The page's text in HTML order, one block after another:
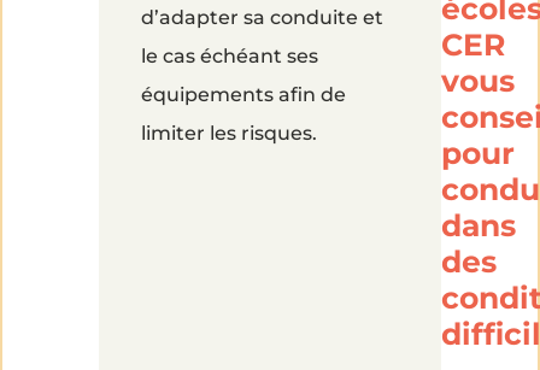
d’adapter sa conduite et
le cas échéant ses
équipements afin de
limiter les risques.
CER
vous
pour
dans
des